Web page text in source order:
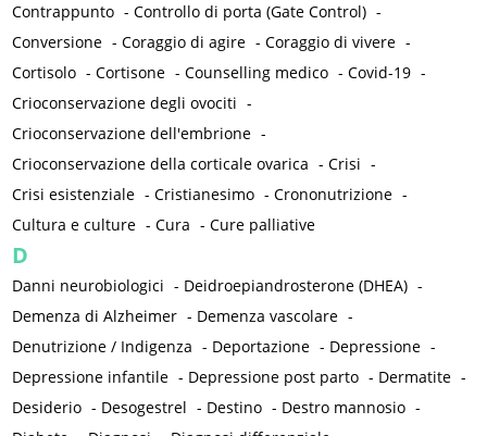
Contrappunto -Controllo di porta (Gate Control) -
Conversione -Coraggio di agire -Coraggio di vivere -
Cortisolo -Cortisone -Counselling medico -Covid-19 -
Crioconservazione degli ovociti -
Crioconservazione dell'embrione -
Crioconservazione della corticale ovarica -Crisi -
Crisi esistenziale -Cristianesimo -Crononutrizione -
Cultura e culture -Cura -Cure palliative
D
Danni neurobiologici - Deidroepiandrosterone (DHEA) -
Demenza di Alzheimer - Demenza vascolare -
Denutrizione / Indigenza - Deportazione - Depressione -
Depressione infantile - Depressione post parto - Dermatite -
Desiderio - Desogestrel - Destino - Destro mannosio -